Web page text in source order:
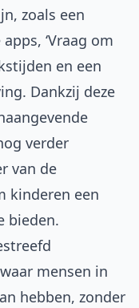
zoals een
‘Vraag om
en een
Dankzij deze
verder
van de
kinderen een
bieden.
mensen in
hebben, zonder